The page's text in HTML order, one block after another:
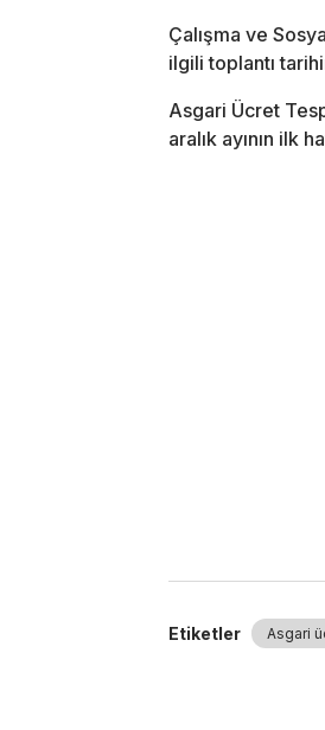
Çalışma ve
ilgili toplantı
Asgari Ücret
aralık ayının ilk
Etiketler Asgari